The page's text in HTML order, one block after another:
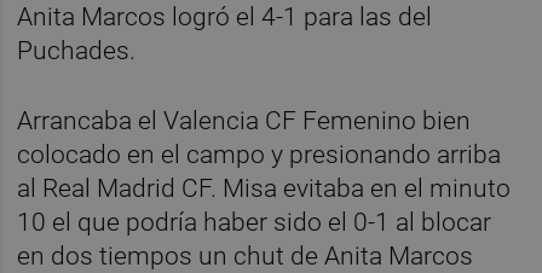
Anita Marcos logró el 4-1 para las del
Puchades.
Arrancaba el Valencia CF Femenino bien
colocado en el campo y presionando arriba
al Real Madrid CF. Misa evitaba en el minuto
10 el que podría haber sido el 0-1 al blocar
en dos tiempos un chut de Anita Marcos